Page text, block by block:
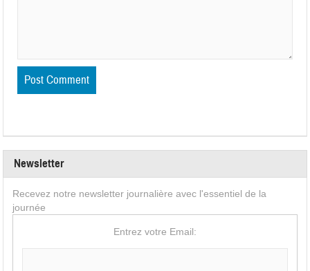
Newsletter
Recevez notre newsletter journalière avec l'essentiel de la
journée
Entrez votre Email: